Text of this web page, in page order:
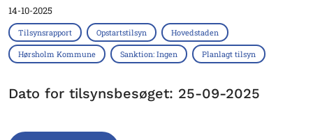
14-10-2025
Tilsynsrapport Opstartstilsyn Hovedstaden
Hørsholm Kommune Sanktion: Ingen Planlagt tilsyn
Dato for tilsynsbesøget: 25-09-2025